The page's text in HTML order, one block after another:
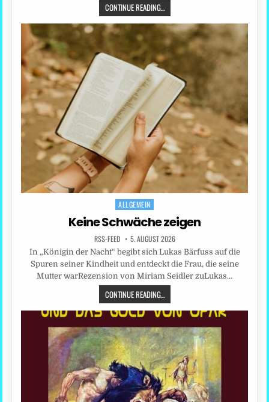
CONTINUE READING...
Posted
in
ALLGEMEIN
Keine Schwäche zeigen
RSS-FEED 5. AUGUST 2026
In „Königin der Nacht“ begibt sich Lukas Bärfuss auf die
Spuren seiner Kindheit und entdeckt die Frau, die seine
Mutter warRezension von Miriam Seidler zuLukas…
CONTINUE READING...